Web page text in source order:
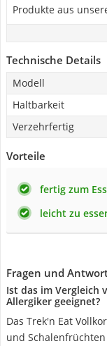
Produkte aus
Technische Details
Modell
Haltbarkeit
Verzehrfertig
Vorteile
fertig zum
leicht zu
Fragen und
Ist das im Vergleich
Allergiker geeignet?
Das Trek'n Eat
und